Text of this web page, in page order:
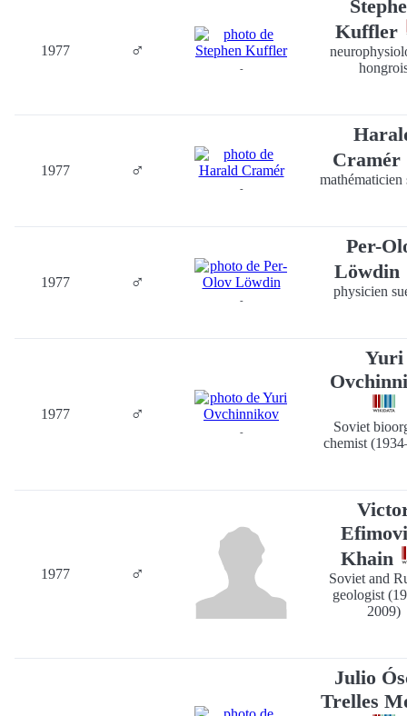
1977 ♂
-
Kuffler
1977 ♂
-
Cramér
mathématicien
1977 ♂
-
Per-
Löwdin
physicien
1977 ♂
-
Yuri
Soviet
chemist
1977 ♂
Khain
Soviet and
geologist
2009)
Julio
Trelles